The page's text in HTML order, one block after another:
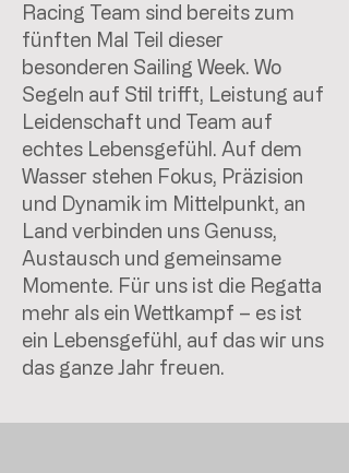
Racing Team sind bereits zum
fünften Mal Teil dieser
besonderen Sailing Week. Wo
Segeln auf Stil trifft, Leistung auf
Leidenschaft und Team auf
echtes Lebensgefühl. Auf dem
Wasser stehen Fokus, Präzision
und Dynamik im Mittelpunkt, an
Land verbinden uns Genuss,
Austausch und gemeinsame
Momente. Für uns ist die Regatta
mehr als ein Wettkampf – es ist
ein Lebensgefühl, auf das wir uns
das ganze Jahr freuen.